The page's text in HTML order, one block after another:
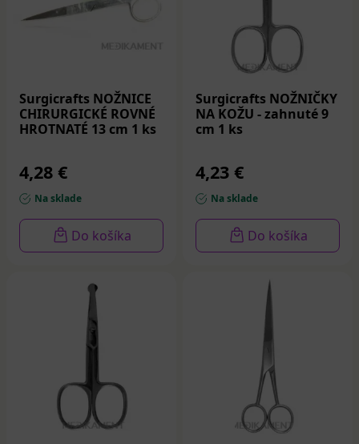
Surgicrafts NOŽNICE
CHIRURGICKÉ ROVNÉ
HROTNATÉ 13 cm 1 ks
4,28 €
Na sklade
Do košíka
Surgicrafts NOŽNIČKY
NA KOŽU - zahnuté 9
cm 1 ks
4,23 €
Na sklade
Do košíka